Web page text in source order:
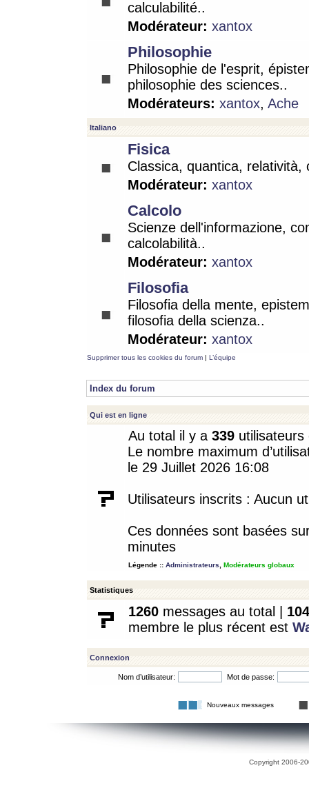
calculabilité..
Modérateur: xantox
Philosophie
Philosophie de l'esprit,
philosophie des sciences..
Modérateurs: xantox, Ache
Italiano
Fisica
Classica, quantica, relatività,
Modérateur: xantox
Calcolo
Scienze dell'informazione,
calcolabilità..
Modérateur: xantox
Filosofia
Filosofia della mente,
filosofia della scienza..
Modérateur: xantox
Supprimer tous les cookies du forum | L’équipe
Index du forum
Qui est en ligne
Au total il y a 339
Le nombre maximum
le 29 Juillet 2026 16:08
Utilisateurs inscrits : Aucun
Ces données sont basées
minutes
Légende :: Administrateurs Modérateurs globaux
Statistiques
1260 messages au total | 104
membre le plus récent est
Connexion
Nom d’utilisateur: Mot de passe:
Nouveaux messages
Copyright 2006-